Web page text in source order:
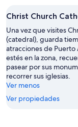
Christ Church
Una vez que visites
(catedral), guarda
atracciones de
estés en la zona,
pasear por sus
recorrer sus iglesias.
Ver menos
Ver propiedades